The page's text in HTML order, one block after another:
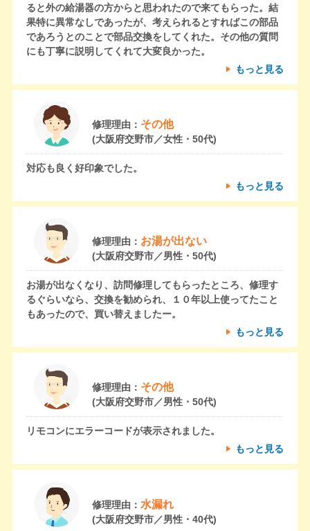
ると外の給湯器の方からと思われたので来てもらった。結
果特に異常なしであったが、考えられるとすればこの部品
であろうとのことで部品交換をしてくれた。その他の質問
にも丁寧に説明してくれて大変良かった。
もっと見る
修理理由： その他
(大阪府交野市／女性・50代)
対応も良く好印象でした。
もっと見る
修理理由： お湯が出ない
(大阪府交野市／男性・50代)
お湯が出なくなり、訪問修理してもらったところ、修理す
るぐらいなら、交換を勧められ、１０年以上使ってたこと
もあったので、買い替えましたー。
もっと見る
修理理由： その他
(大阪府交野市／男性・50代)
リモコンにエラーコードが表示されました。
もっと見る
修理理由： 水漏れ
(大阪府交野市／男性・40代)